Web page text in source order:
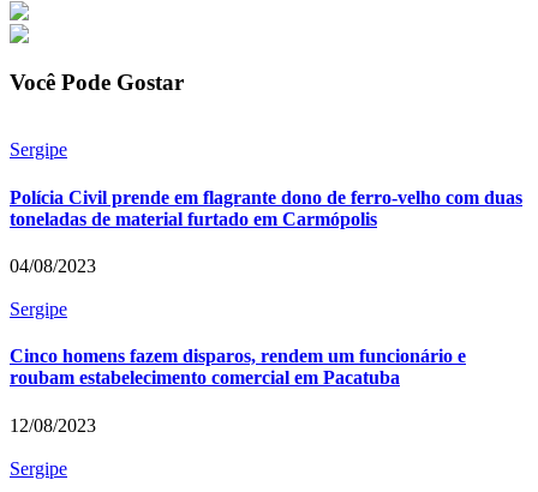
Você Pode Gostar
Sergipe
Polícia Civil prende em flagrante dono de ferro-velho com duas
toneladas de material furtado em Carmópolis
04/08/2023
Sergipe
Cinco homens fazem disparos, rendem um funcionário e
roubam estabelecimento comercial em Pacatuba
12/08/2023
Sergipe